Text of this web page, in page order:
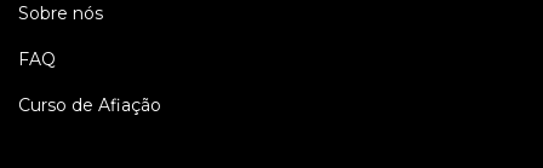
Sobre nós
FAQ
Curso de Afiação